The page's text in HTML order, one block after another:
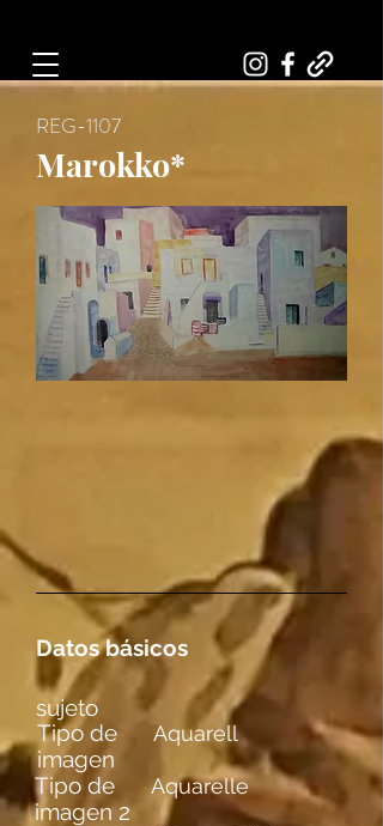
REG-1107
Marokko*
Datos básicos
Tipo de
imagen
Aquarell
Tipo de
imagen 2
Aquarelle
sujeto